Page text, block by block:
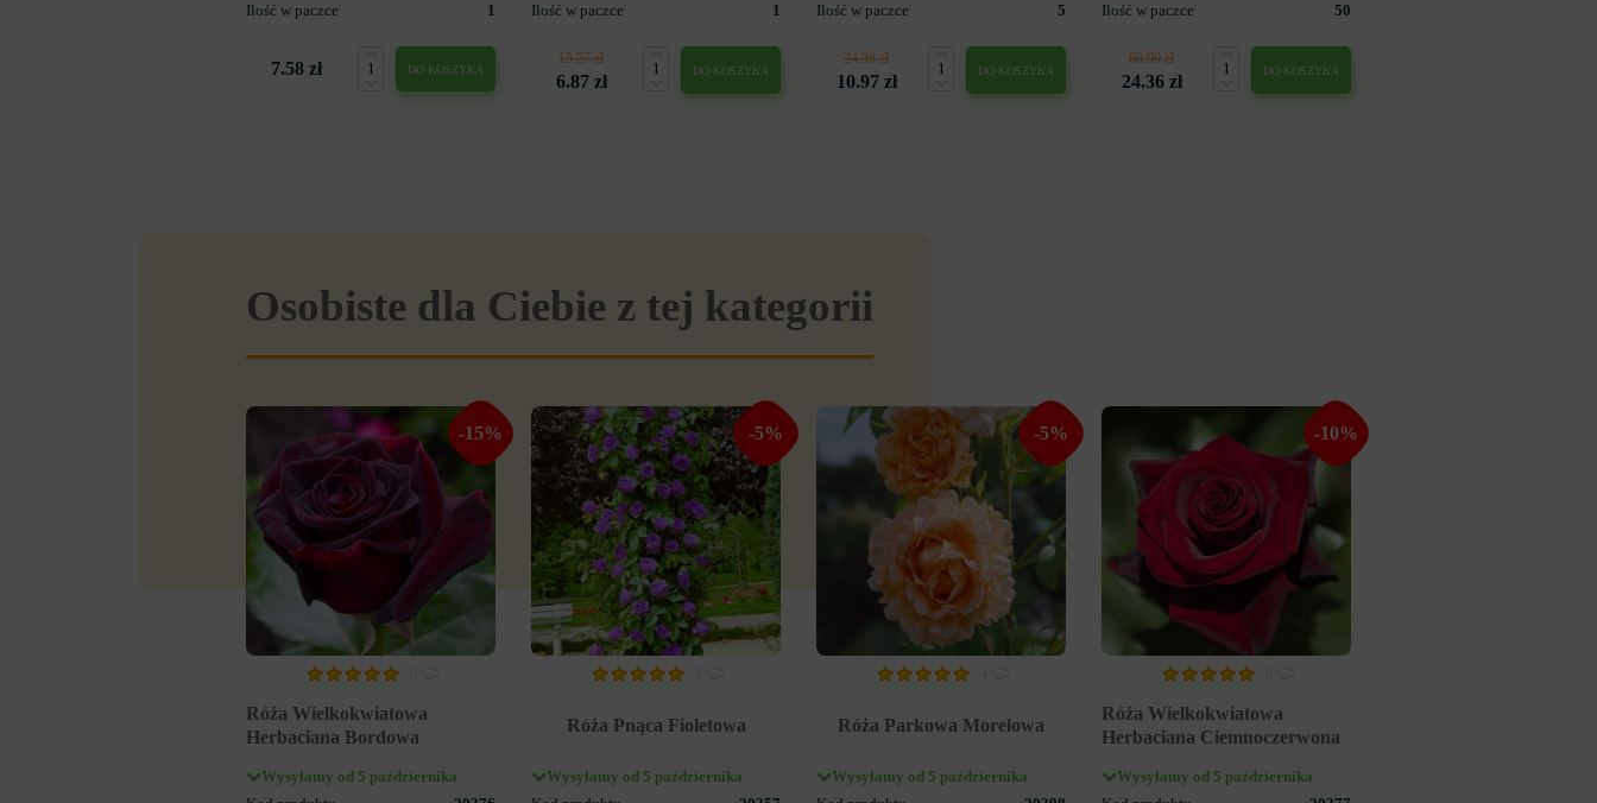
Ilość w paczce
1
7.58 zł DO KOSZYKA
Ilość w paczce
1
15.27 zł
6.87 zł
DO KOSZYKA
Ilość w paczce
5
24.38 zł
10.97 zł
DO KOSZYKA
Ilość w paczce
50
60.90 zł
24.36 zł
DO KOSZYKA
Osobiste dla Ciebie z tej kategorii
-15%
Róża Wielkokwiatowa
Herbaciana Bordowa
Wysyłamy od 5 października
-5%
Róża Pnąca Fioletowa
Wysyłamy od 5 października
-5%
Róża Parkowa Morelowa
Wysyłamy od 5 października
-10%
Róża Wielkokwiatowa
Herbaciana Ciemnoczerwona
Wysyłamy od 5 października